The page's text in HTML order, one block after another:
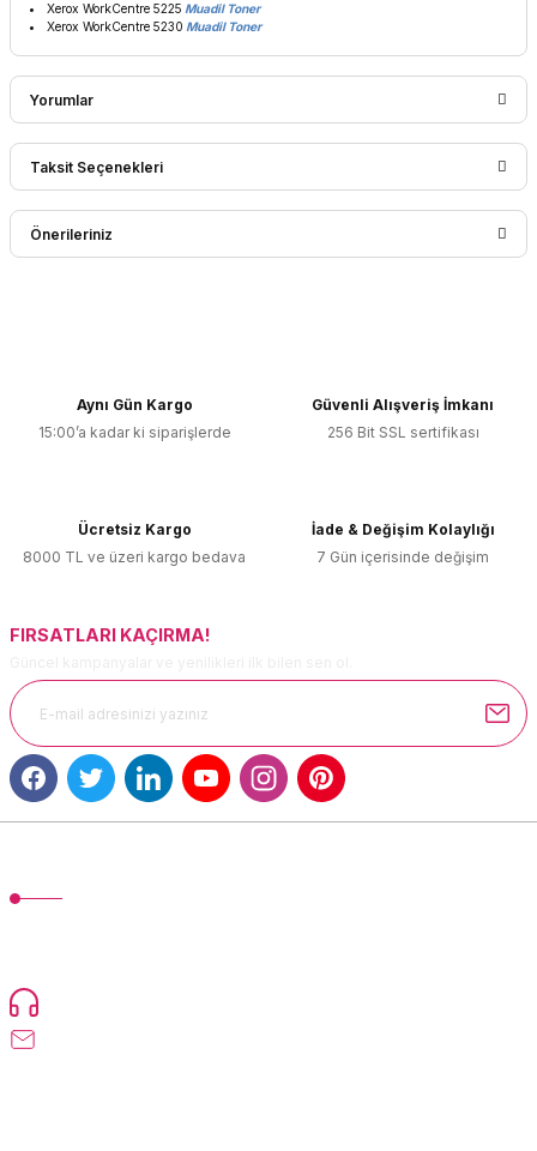
Xerox WorkCentre 5225 Muadil Toner
Xerox WorkCentre 5230 Muadil Toner
Yorumlar
Bu ürüne ilk yorumu siz yapın!
Taksit Seçenekleri
Önerileriniz
Ürün resmi kalitesiz, bozuk veya görüntülenemiyor.
Ürün fiyatı diğer sitelerden daha pahalı.
Bu ürüne benzer farklı alternatifler olmalı.
Aynı Gün Kargo
15:00’a kadar ki siparişlerde
Güvenli Alışveriş İmkanı
256 Bit SSL sertifikası
Ücretsiz Kargo
8000 TL ve üzeri kargo bedava
İade & Değişim Kolaylığı
7 Gün içerisinde değişim
FIRSATLARI KAÇIRMA!